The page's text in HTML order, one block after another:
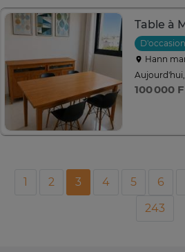
D'occasion
Hann
100 000
1 2 3 4 5 6
243